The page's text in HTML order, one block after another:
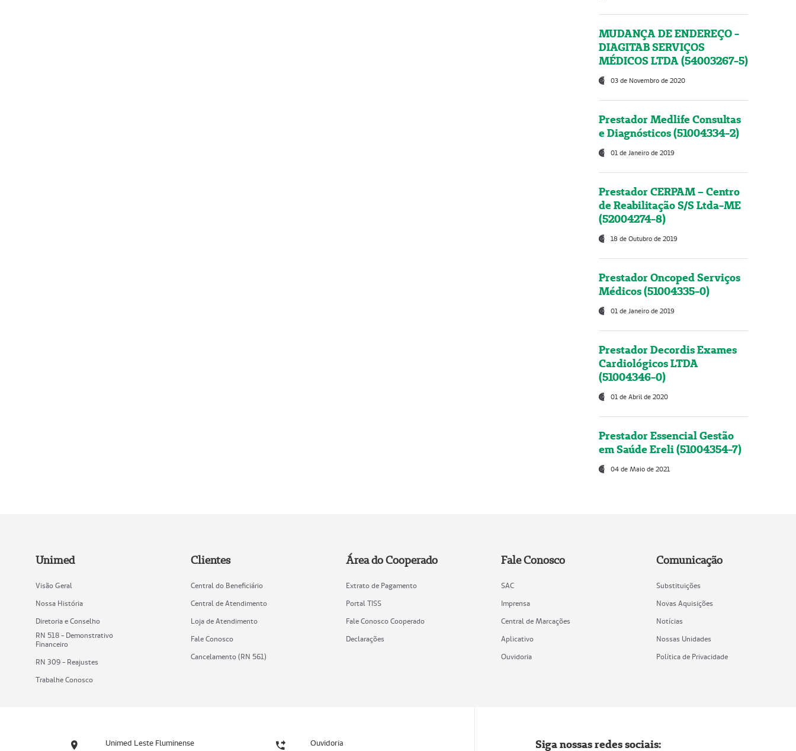
MUDANÇA DE ENDEREÇO -
DIAGITAB SERVIÇOS
MÉDICOS LTDA (54003267-5)
03 de Novembro de 2020
Prestador Medlife Consultas
e Diagnósticos (51004334-2)
01 de Janeiro de 2019
Prestador CERPAM – Centro
de Reabilitação S/S Ltda-ME
(52004274-8)
18 de Outubro de 2019
Prestador Oncoped Serviços
Médicos (51004335-0)
01 de Janeiro de 2019
Prestador Decordis Exames
Cardiológicos LTDA
(51004346-0)
01 de Abril de 2020
Prestador Essencial Gestão
em Saúde Ereli (51004354-7)
04 de Maio de 2021
Unimed
Visão Geral
Nossa História
Diretoria e Conselho
RN 518 - Demonstrativo
Financeiro
RN 309 - Reajustes
Trabalhe Conosco
Clientes
Central do Beneficiário
Central de Atendimento
Loja de Atendimento
Fale Conosco
Cancelamento (RN 561)
Área do Cooperado
Extrato de Pagamento
Portal TISS
Fale Conosco Cooperado
Declarações
Fale Conosco
SAC
Imprensa
Central de Marcações
Aplicativo
Ouvidoria
Comunicação
Substituições
Novas Aquisições
Notícias
Nossas Unidades
Política de Privacidade
Unimed Leste Fluminense Ouvidoria Siga nossas redes sociais: